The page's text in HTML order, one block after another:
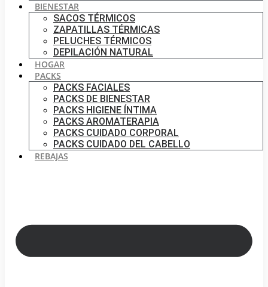
BIENESTAR
SACOS TÉRMICOS
ZAPATILLAS TÉRMICAS
PELUCHES TÉRMICOS
DEPILACIÓN NATURAL
HOGAR
PACKS
PACKS FACIALES
PACKS DE BIENESTAR
PACKS HIGIENE ÍNTIMA
PACKS AROMATERAPIA
PACKS CUIDADO CORPORAL
PACKS CUIDADO DEL CABELLO
REBAJAS